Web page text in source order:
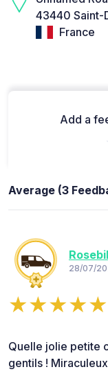
43440 Saint-
France
Add a
Average (3
28/07/
Quelle jolie petite
gentils !